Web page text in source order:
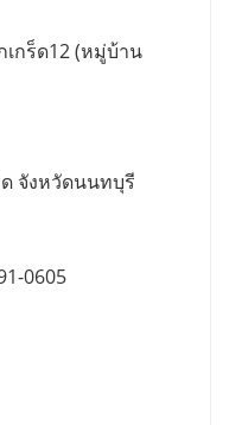
กร็ด12 (หมู่บ้าน
จังหวัดนนทบุรี
0605